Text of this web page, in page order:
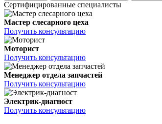
Сертифицированные специалисты
Мастер слесарного цеха
Получить консультацию
Моторист
Получить консультацию
Менеджер отдела запчастей
Получить консультацию
Электрик-диагност
Получить консультацию